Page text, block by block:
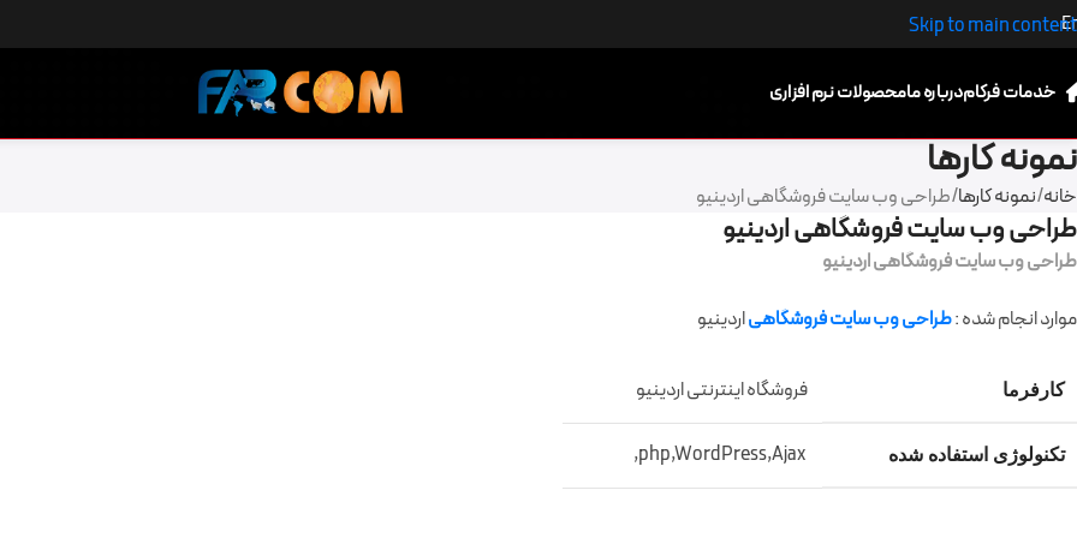
Skip to main content
خدمات فرکامدرباره مامحصولات نرم افزاری
نمونه کارها
خانه نمونه کارها طراحی وب سایت فروشگاهی اردینیو
طراحی وب سایت فروشگاهی اردینیو
طراحی وب سایت فروشگاهی اردینیو
موارد انجام شده :طراحی وب سایت فروشگاهیاردینیو
کارفرما فروشگاه اینترنتی اردینیو
تکنولوژی استفاده شده